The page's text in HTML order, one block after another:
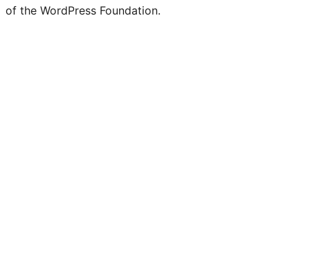
of the WordPress Foundation.